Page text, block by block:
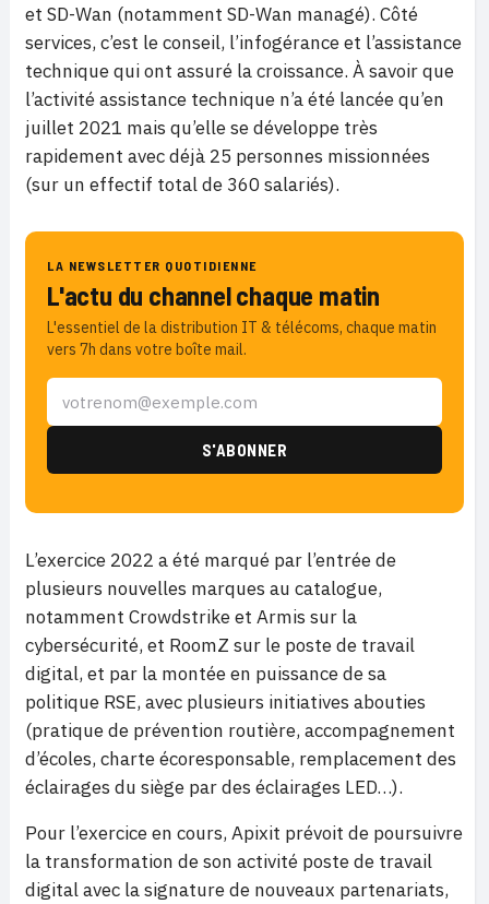
et SD-Wan (notamment SD-Wan managé). Côté
services, c’est le conseil, l’infogérance et l’assistance
technique qui ont assuré la croissance. À savoir que
l’activité assistance technique n’a été lancée qu’en
juillet 2021 mais qu’elle se développe très
rapidement avec déjà 25 personnes missionnées
(sur un effectif total de 360 salariés).
LA NEWSLETTER QUOTIDIENNE
L'actu du channel chaque matin
L'essentiel de la distribution IT & télécoms, chaque matin
vers 7h dans votre boîte mail.
L’exercice 2022 a été marqué par l’entrée de
plusieurs nouvelles marques au catalogue,
notamment Crowdstrike et Armis sur la
cybersécurité, et RoomZ sur le poste de travail
digital, et par la montée en puissance de sa
politique RSE, avec plusieurs initiatives abouties
(pratique de prévention routière, accompagnement
d’écoles, charte écoresponsable, remplacement des
éclairages du siège par des éclairages LED…).
Pour l’exercice en cours, Apixit prévoit de poursuivre
la transformation de son activité poste de travail
digital avec la signature de nouveaux partenariats,